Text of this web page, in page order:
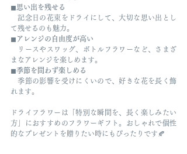
◼︎ 思い出を残せる
記念日の花束をドライにして、大切な思い出とし
て残せるのも魅力。
◼︎ アレンジの自由度が高い
リースやスワッグ、ボトルフラワーなど、さまざ
まなアレンジを楽しめます。
◼︎季節を問わず楽しめる
季節の影響を受けにくいので、好きな花を長く飾
れます。
ドライフラワーは「特別な瞬間を、長く楽しみたい
方」におすすめのフラワーギフト。おしゃれで個性
的なプレゼントを贈りたい時にもぴったりです🍂